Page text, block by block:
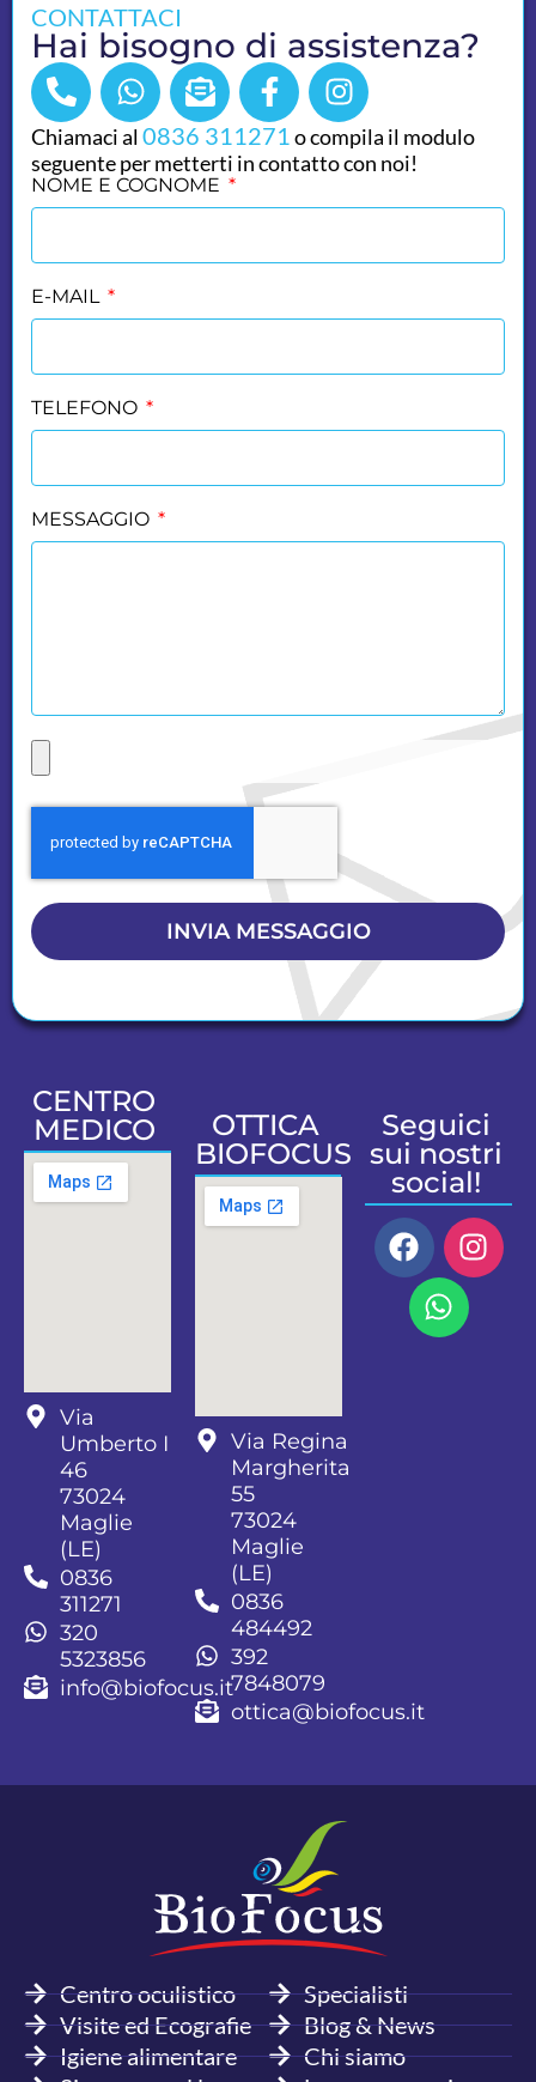
CONTATTACI
Hai bisogno di assistenza?
Chiamaci al0836 311271 o compila il modulo
seguente per metterti in contatto con noi!
NOME E COGNOME
E-MAIL
TELEFONO
MESSAGGIO
INVIA MESSAGGIO
CENTRO
MEDICO
Via
Umberto I
46
73024
Maglie
(LE)
0836
311271
320
5323856
info@biofocus.it
OTTICA
BIOFOCUS
Via Regina
Margherita
55
73024
Maglie
(LE)
0836
484492
392
7848079
ottica@biofocus.it
Seguici
sui nostri
social!
Centro oculistico
Visite ed Ecografie
Igiene alimentare
Specialisti
Blog & News
Chi siamo